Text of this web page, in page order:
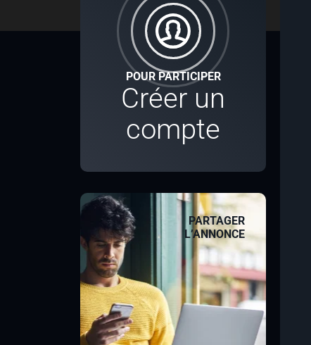
POUR PARTICIPER
Créer un
compte
PARTAGER
L’ANNONCE